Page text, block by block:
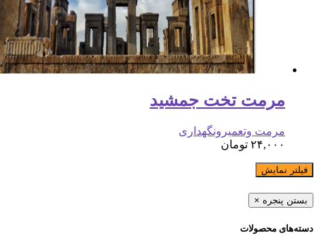
مرمت تخت جمشید
مرمت وتعمیرونگهداری
۲۴,۰۰۰ تومان
فیلتر نمایش
بستن پنجره ×
دسته‌های محصولات